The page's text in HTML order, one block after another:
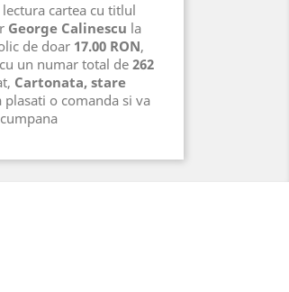
cartea cu titlul
George Calinescu la
de doar 17.00 RON,
cu un numar total de 262
Cartonata, stare
plasati o comanda si va